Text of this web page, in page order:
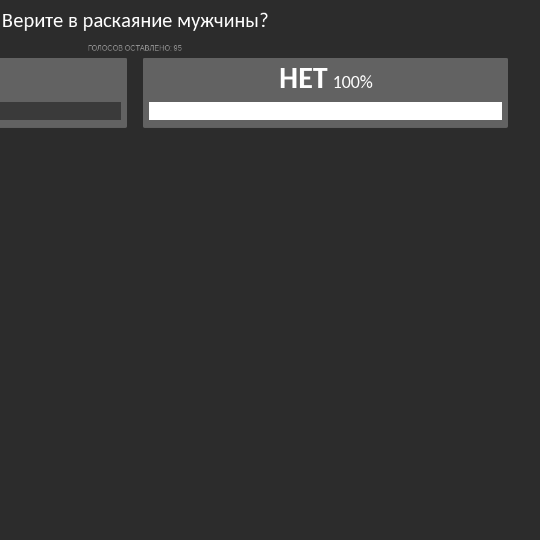
Верите в раскаяние мужчины?
ГОЛОСОВ ОСТАВЛЕНО: 95
НЕТ 100%